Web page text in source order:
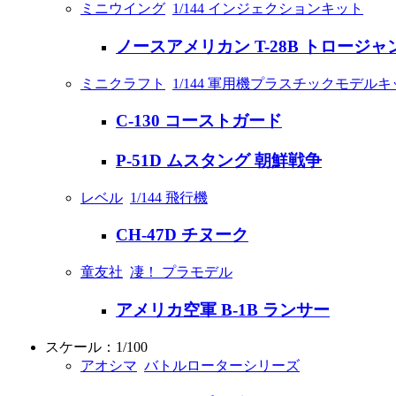
ミニウイング 1/144 インジェクションキット
ノースアメリカン T-28B トロージャ
ミニクラフト 1/144 軍用機プラスチックモデルキ
C-130 コーストガード
P-51D ムスタング 朝鮮戦争
レベル 1/144 飛行機
CH-47D チヌーク
童友社 凄！ プラモデル
アメリカ空軍 B-1B ランサー
スケール：1/100
アオシマ バトルローターシリーズ